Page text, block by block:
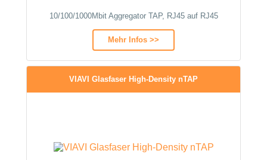
10/100/1000Mbit Aggregator TAP, RJ45 auf RJ45
Mehr Infos >>
VIAVI Glasfaser High-Density nTAP